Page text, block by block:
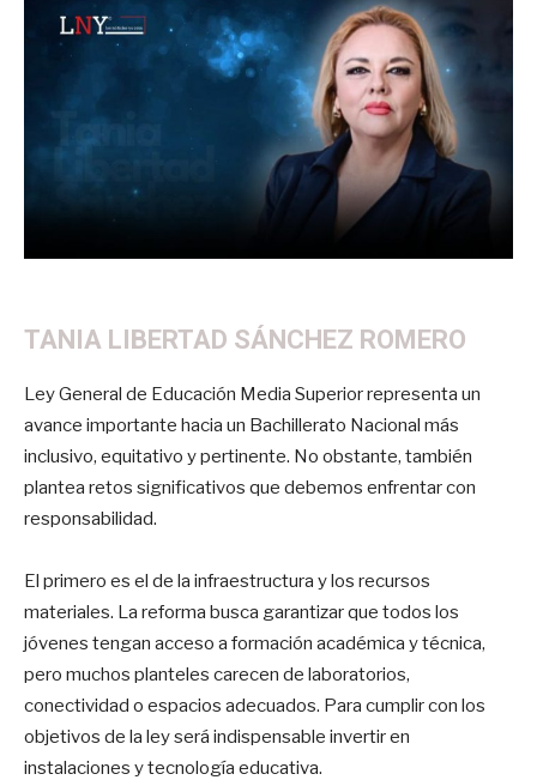
TANIA LIBERTAD SÁNCHEZ ROMERO
Ley General de Educación Media Superior representa un
avance importante hacia un Bachillerato Nacional más
inclusivo, equitativo y pertinente. No obstante, también
plantea retos significativos que debemos enfrentar con
responsabilidad.
El primero es el de la infraestructura y los recursos
materiales. La reforma busca garantizar que todos los
jóvenes tengan acceso a formación académica y técnica,
pero muchos planteles carecen de laboratorios,
conectividad o espacios adecuados. Para cumplir con los
objetivos de la ley será indispensable invertir en
instalaciones y tecnología educativa.